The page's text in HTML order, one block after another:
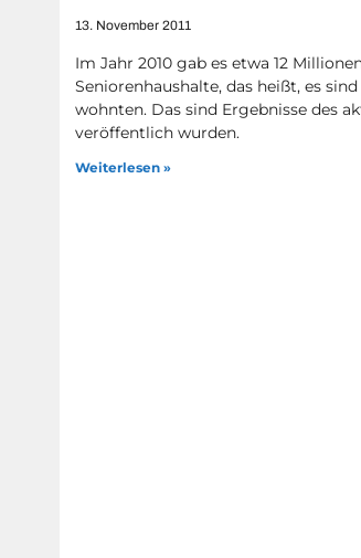
13. November 2011
Im Jahr 2010 gab es etwa 12
Seniorenhaushalte, das heißt, es
wohnten. Das sind Ergebnisse des
veröffentlich wurden.
Weiterlesen »